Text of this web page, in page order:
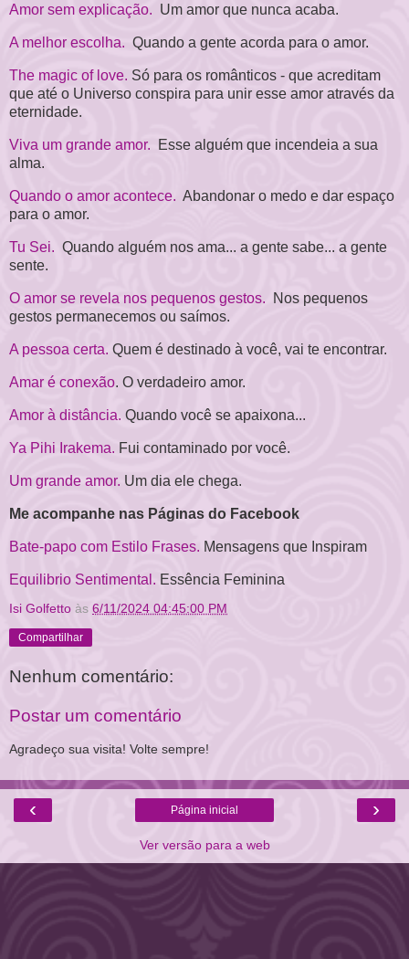
Amor sem explicação. Um amor que nunca acaba.
A melhor escolha. Quando a gente acorda para o amor.
The magic of love. Só para os românticos - que acreditam
que até o Universo conspira para unir esse amor através da
eternidade.
Viva um grande amor. Esse alguém que incendeia a sua
alma.
Quando o amor acontece. Abandonar o medo e dar espaço
para o amor.
Tu Sei. Quando alguém nos ama... a gente sabe... a gente
sente.
O amor se revela nos pequenos gestos. Nos pequenos
gestos permanecemos ou saímos.
A pessoa certa. Quem é destinado à você, vai te encontrar.
Amar é conexão. O verdadeiro amor.
Amor à distância. Quando você se apaixona...
Ya Pihi Irakema. Fui contaminado por você.
Um grande amor. Um dia ele chega.
Me acompanhe nas Páginas do Facebook
Bate-papo com Estilo Frases. Mensagens que Inspiram
Equilibrio Sentimental. Essência Feminina
Isi Golfetto às 6/11/2024 04:45:00 PM
Compartilhar
Nenhum comentário:
Postar um comentário
Agradeço sua visita! Volte sempre!
‹ ›
Página inicial
Ver versão para a web